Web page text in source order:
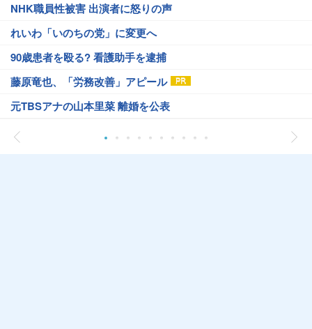
NHK職員性被害 出演者に怒りの声
れいわ「いのちの党」に変更へ
90歳患者を殴る? 看護助手を逮捕
藤原竜也、「労務改善」アピール
元TBSアナの山本里菜 離婚を公表